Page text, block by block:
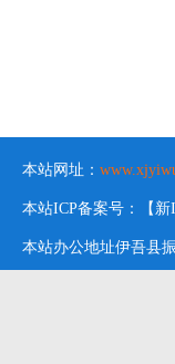
本站网址：
本站ICP备案号：【新
本站办公地址伊吾县